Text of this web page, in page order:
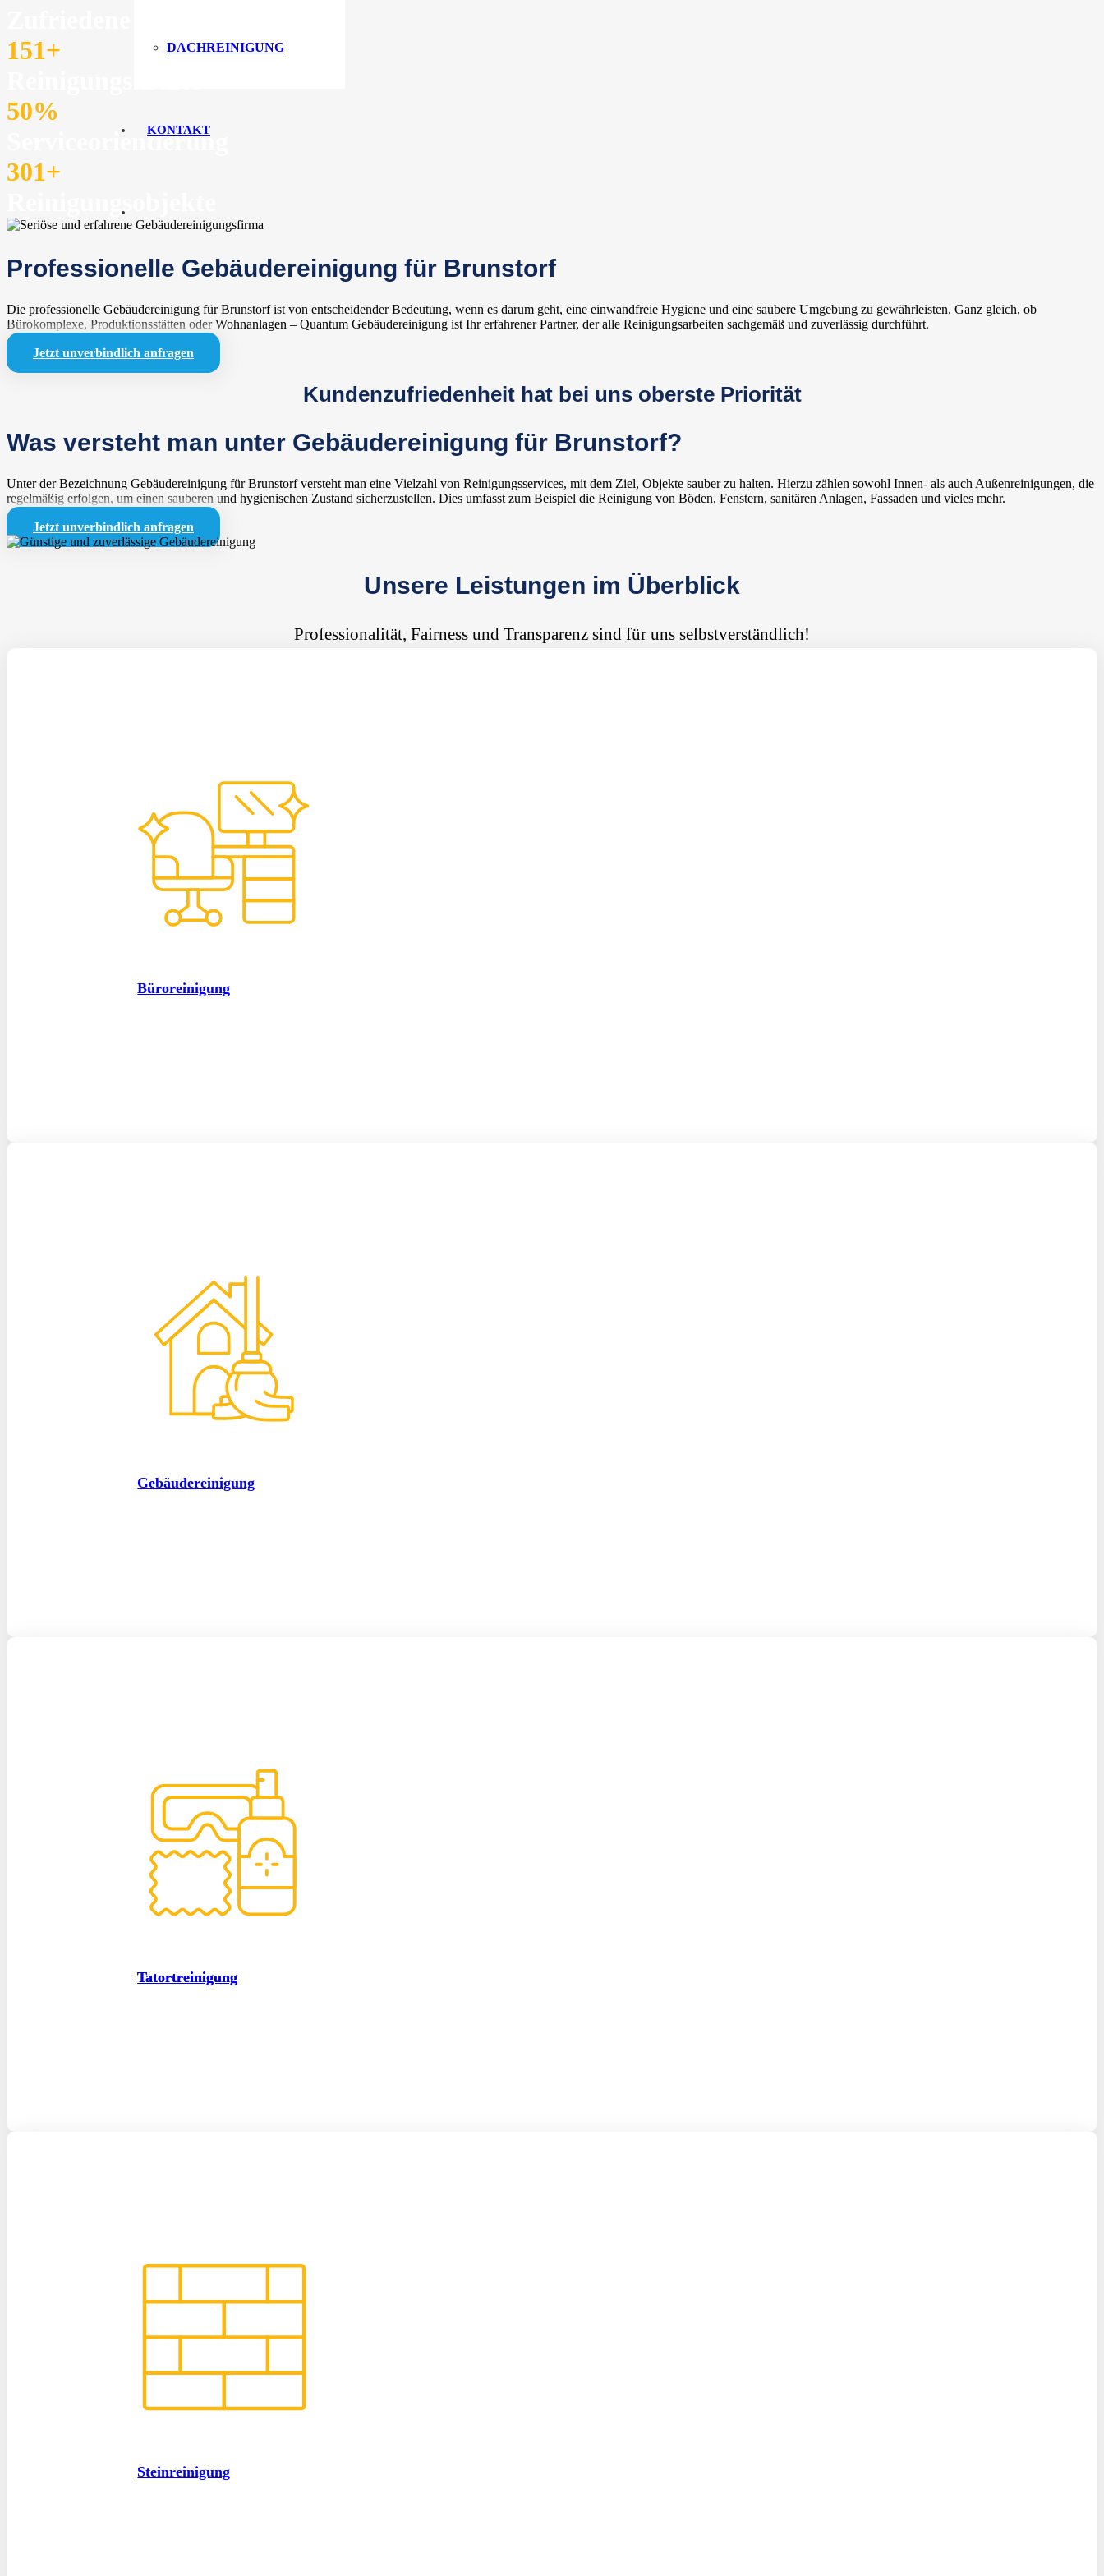
DACHREINIGUNG
KONTAKT
151+
50%
Serviceorientierung
301+
Professionelle Gebäudereinigung für Brunstorf
Die professionelle Gebäudereinigung für Brunstorf ist von entscheidender Bedeutung, wenn es darum geht, eine einwandfreie Hygiene und eine saubere Umgebung zu gewährleisten. Ganz gleich, ob
Bürokomplexe, Produktionsstätten oder Wohnanlagen – Quantum Gebäudereinigung ist Ihr erfahrener Partner, der alle Reinigungsarbeiten sachgemäß und zuverlässig durchführt.
Jetzt unverbindlich anfragen
Kundenzufriedenheit hat bei uns oberste Priorität
Was versteht man unter Gebäudereinigung für Brunstorf?
Unter der Bezeichnung Gebäudereinigung für Brunstorf versteht man eine Vielzahl von Reinigungsservices, mit dem Ziel, Objekte sauber zu halten. Hierzu zählen sowohl Innen- als auch Außenreinigungen, die
regelmäßig erfolgen, um einen sauberen und hygienischen Zustand sicherzustellen. Dies umfasst zum Beispiel die Reinigung von Böden, Fenstern, sanitären Anlagen, Fassaden und vieles mehr.
Jetzt unverbindlich anfragen
Unsere Leistungen im Überblick
Professionalität, Fairness und Transparenz sind für uns selbstverständlich!
Büroreinigung
Gebäudereinigung
Tatortreinigung
Steinreinigung